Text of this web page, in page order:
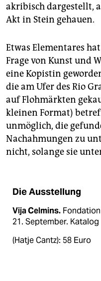
akribisch dargestellt,
Akt in Stein gehauen.
Etwas Elementares
Frage von Kunst und
eine Kopistin
die am Ufer des Rio
auf Flohmärkten
kleinen Format)
unmöglich, die
Nachahmungen zu
nicht, solange sie
Die Ausstellung
Vija Celmins.
21. ­September. Katalog
(Hatje Cantz): 58 Euro